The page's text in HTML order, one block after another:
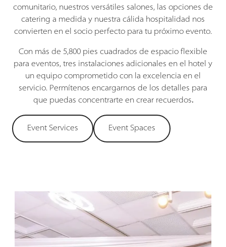
comunitario, nuestros versátiles salones, las opciones de
catering a medida y nuestra cálida hospitalidad nos
convierten en el socio perfecto para tu próximo evento.
Con más de 5,800 pies cuadrados de espacio flexible
para eventos, tres instalaciones adicionales en el hotel y
un equipo comprometido con la excelencia en el
servicio. Permítenos encargarnos de los detalles para
que puedas concentrarte en crear recuerdos.
Event Services Event Spaces